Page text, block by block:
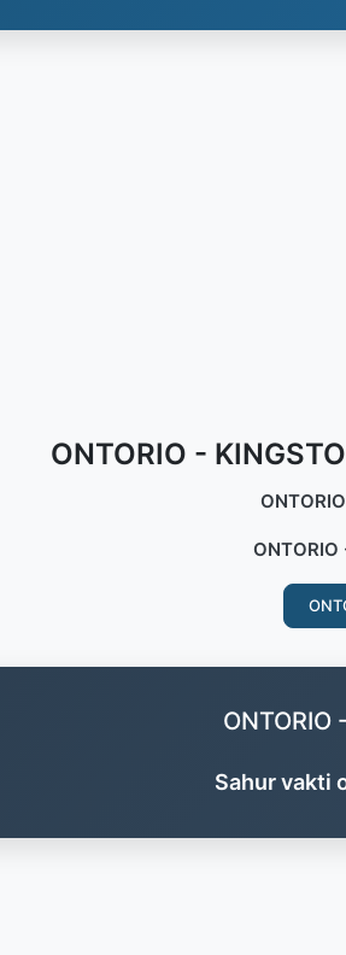
ONTORIO -
ONTORIO
Sahur vakti